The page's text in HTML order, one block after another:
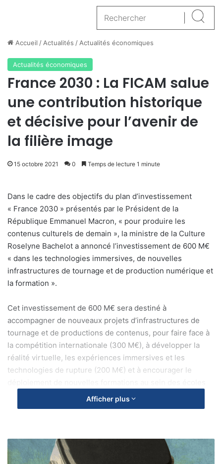
Accueil / Actualités / Actualités économiques
Actualités économiques
France 2030 : La FICAM salue
une contribution historique
et décisive pour l’avenir de
la filière image
15 octobre 2021 0 Temps de lecture 1 minute
Dans le cadre des objectifs du plan d’investissement
« France 2030 » présentés par le Président de la
République Emmanuel Macron, « pour produire les
contenus culturels de demain », la ministre de la Culture
Roselyne Bachelot a annoncé l’investissement de 600 M€
« dans les technologies immersives, de nouvelles
infrastructures de tournage et de production numérique et
la formation ».
Cet investissement de 600 M€ sera destiné à
accompagner de nouveaux projets d’infrastructures de
tournage et de productions de contenus, pour faire face à
la compétition internationale (300 M€), à développer la
réalité virtuelle, les expériences immersives et les
technologies de rupture (200 M€) et à encourager le
d’excellence afin de faire émerger de nouveaux talents et
de nouvelles compétences professionnelles (100 M€). La
y seront associés afin que la filière progresse dans son
ensemble.
Afficher plus
Investissements
d’avenir